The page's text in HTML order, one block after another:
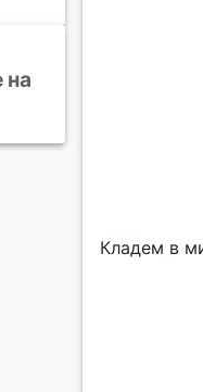
Кладем в
на